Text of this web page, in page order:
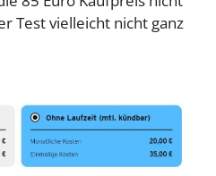
Test vielleicht nicht ganz